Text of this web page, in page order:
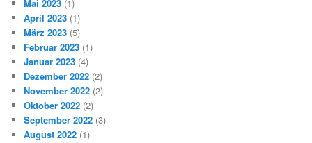
Mai 2023 (1)
April 2023 (1)
März 2023 (5)
Februar 2023 (1)
Januar 2023 (4)
Dezember 2022 (2)
November 2022 (2)
Oktober 2022 (2)
September 2022 (3)
August 2022 (1)